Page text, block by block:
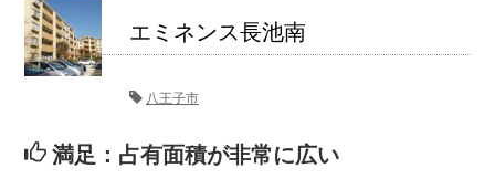
エミネンス長池南
八王子市
満足：占有面積が非常に広い